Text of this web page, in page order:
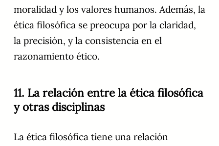
moralidad y los valores humanos. Además, la
ética filosófica se preocupa por la claridad,
la precisión, y la consistencia en el
razonamiento ético.
11. La relación entre la ética filosófica
y otras disciplinas
La ética filosófica tiene una relación